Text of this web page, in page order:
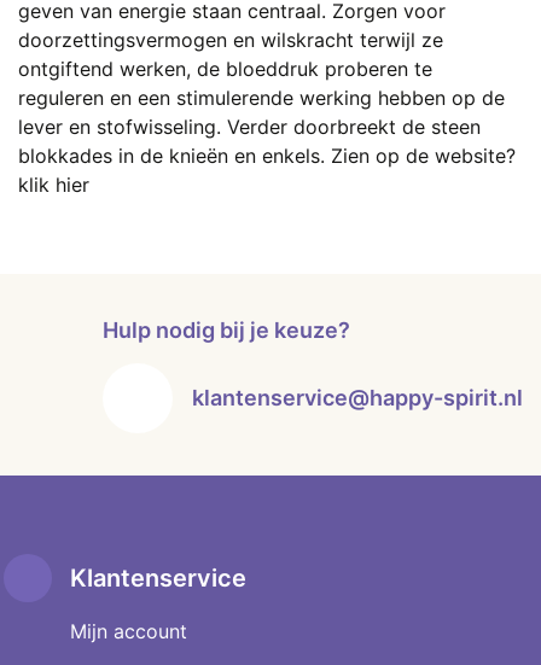
geven van energie staan centraal. Zorgen voor
doorzettingsvermogen en wilskracht terwijl ze
ontgiftend werken, de bloeddruk proberen te
reguleren en een stimulerende werking hebben op de
lever en stofwisseling. Verder doorbreekt de steen
blokkades in de knieën en enkels. Zien op de website?
klik hier
Hulp nodig bij je keuze?
klantenservice@happy-spirit.nl
Klantenservice
Mijn account